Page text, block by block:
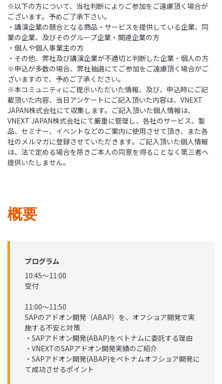
※以下の方について、当社判断によりご参加をご遠慮頂く場合が
ございます。予めご了承下さい。
・講演企業の競合となる商品・サービスを提供している企業、同
業の企業、及びそのグループ企業・関連企業の方
・個人や個人事業主の方
・その他、弊社及び講演企業が不適切と判断した企業・個人の方
※申込が多数の場合、弊社抽選にてご参加をご遠慮頂く場合がご
ざいますので、予めご了承ください。
※本コミュニティにご提示いただいた情報、及び、申込時にご記
載頂いた内容、当日アンケートにご記入頂いた内容は、 VNEXT
JAPAN株式会社にて収集します。ご記入頂いた個人情報は、
VNEXT JAPAN株式会社にて厳重に管理し、各社のサービス、製
品、セミナー、イベントなどのご案内に使用させて頂き、また各
社のメルマガに登録させていただきます。ご記入頂いた個人情報
は、法で定める場合を除きご本人の同意を得ることなく第三者へ
提供いたしません。
概要
プログラム
10:45～11:00
受付
11:00～11:50
SAPのアドオン開発（ABAP）を、オフショア開発で実
施する不安と対策
・SAPアドオン開発(ABAP)をベトナムに委託する理由
・VNEXTのSAPアドオン開発実績のご紹介
・SAPアドオン開発(ABAP)をベトナムオフショア開発に
て成功させるポイント